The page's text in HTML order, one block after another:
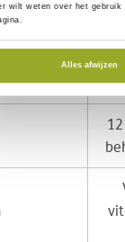
wilt weten over het gebruik
Alles afwijzen